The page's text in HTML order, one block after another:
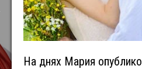
На днях Мария